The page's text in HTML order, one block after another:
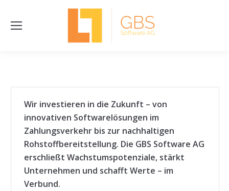
Wir investieren in die Zukunft – von
innovativen Softwarelösungen im
Zahlungsverkehr bis zur nachhaltigen
Rohstoffbereitstellung. Die GBS Software AG
erschließt Wachstumspotenziale, stärkt
Unternehmen und schafft Werte – im
Verbund.